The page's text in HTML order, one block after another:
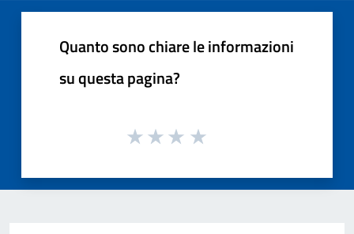
Quanto sono chiare le informazioni
su questa pagina?